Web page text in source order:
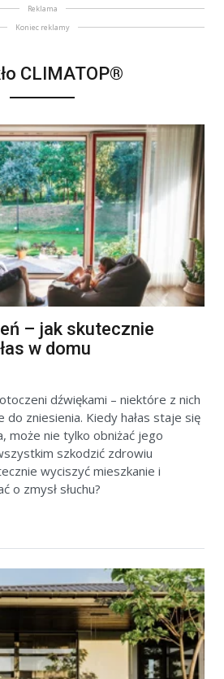
Reklama
Koniec reklamy
CLIMATOP®
– jak skutecznie
w domu
dźwiękami – niektóre z nich
do zniesienia. Kiedy hałas staje się
może nie tylko obniżać jego
szkodzić zdrowiu
wyciszyć mieszkanie i
o zmysł słuchu?